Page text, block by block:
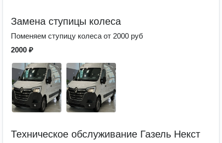
Замена ступицы колеса
Поменяем ступицу колеса от 2000 руб
2000 ₽
Техническое обслуживание Газель Некст